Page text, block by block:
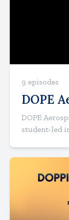
9 episodes
DOPE
DOPE
student-led